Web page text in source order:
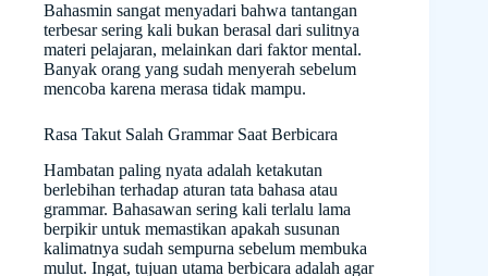
Bahasmin sangat menyadari bahwa tantangan
terbesar sering kali bukan berasal dari sulitnya
materi pelajaran, melainkan dari faktor mental.
Banyak orang yang sudah menyerah sebelum
mencoba karena merasa tidak mampu.
Rasa Takut Salah Grammar Saat Berbicara
Hambatan paling nyata adalah ketakutan
berlebihan terhadap aturan tata bahasa atau
grammar. Bahasawan sering kali terlalu lama
berpikir untuk memastikan apakah susunan
kalimatnya sudah sempurna sebelum membuka
mulut. Ingat, tujuan utama berbicara adalah agar